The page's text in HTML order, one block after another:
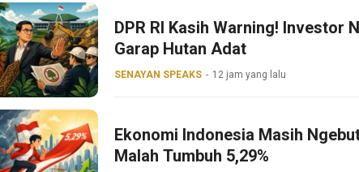
DPR RI Kasih Warning! Investor
Garap Hutan Adat
SENAYAN SPEAKS 12 jam yang lalu
Ekonomi Indonesia Masih
Malah Tumbuh 5,29%